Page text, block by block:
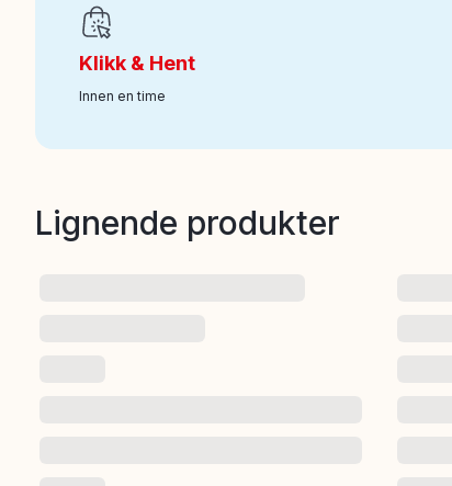
Art nr:331-802915
Klikk & Hent
Innen en time
Lignende produkter